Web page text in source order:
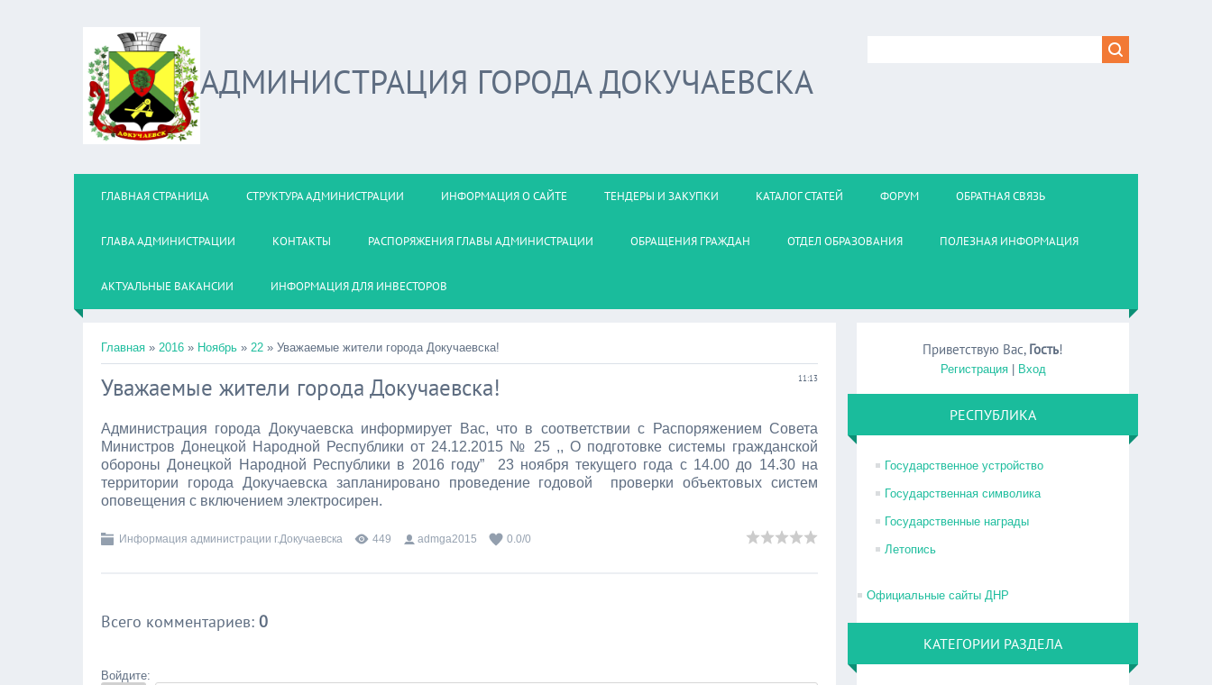
АДМИНИСТРАЦИЯ ГОРОДА ДОКУЧАЕВСКА
ГЛАВНАЯ СТРАНИЦА СТРУКТУРА АДМИНИСТРАЦИИ ИНФОРМАЦИЯ О САЙТЕ ТЕНДЕРЫ И ЗАКУПКИ КАТАЛОГ СТАТЕЙ ФОРУМ ОБРАТНАЯ СВЯЗЬ
ГЛАВА АДМИНИСТРАЦИИ КОНТАКТЫ РАСПОРЯЖЕНИЯ ГЛАВЫ АДМИНИСТРАЦИИ ОБРАЩЕНИЯ ГРАЖДАН ОТДЕЛ ОБРАЗОВАНИЯ ПОЛЕЗНАЯ ИНФОРМАЦИЯ
АКТУАЛЬНЫЕ ВАКАНСИИ ИНФОРМАЦИЯ ДЛЯ ИНВЕСТОРОВ
Главная » 2016 » Ноябрь » 22 » Уважаемые жители города Докучаевска!
11:13
Уважаемые жители города Докучаевска!
Администрация города Докучаевска информирует Вас, что в соответствии с Распоряжением Совета
Министров Донецкой Народной Республики от 24.12.2015 № 25 ,, О подготовке системы гражданской
обороны Донецкой Народной Республики в 2016 году” 23 ноября текущего года с 14.00 до 14.30 на
территории города Докучаевска запланировано проведение годовой проверки объектовых систем
оповещения с включением электросирен.
Информация администрации г.Докучаевска 449 admga2015 0.0/0
Всего комментариев: 0
Войдите:
Приветствую Вас, Гость!
Регистрация| Вход
РЕСПУБЛИКА
Государственное устройство
Государственная символика
Государственные награды
Летопись
Официальные сайты ДНР
КАТЕГОРИИ РАЗДЕЛА